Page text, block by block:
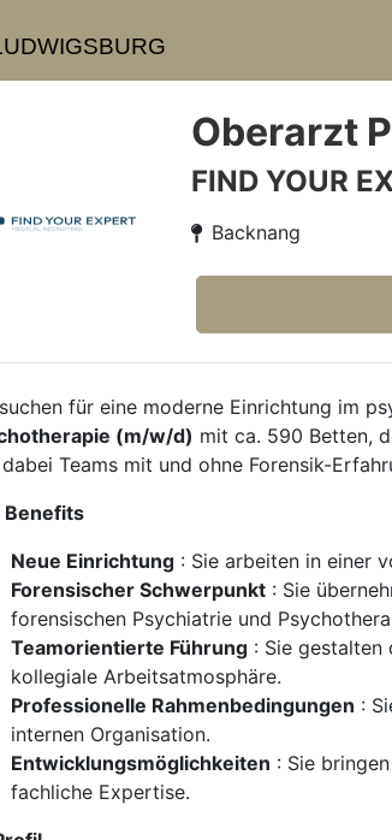
Oberarzt
FIND YOUR
Backnang
für eine moderne Einrichtung im
(m/w/d) mit ca. 590 Betten,
Teams mit und ohne Forensik-
Benefits
Neue Einrichtung : Sie arbeiten in einer
Forensischer Schwerpunkt : Sie
forensischen Psychiatrie und
Teamorientierte Führung : Sie gestalten
kollegiale Arbeitsatmosphäre.
Professionelle Rahmenbedingungen :
internen Organisation.
Entwicklungsmöglichkeiten : Sie
fachliche Expertise.